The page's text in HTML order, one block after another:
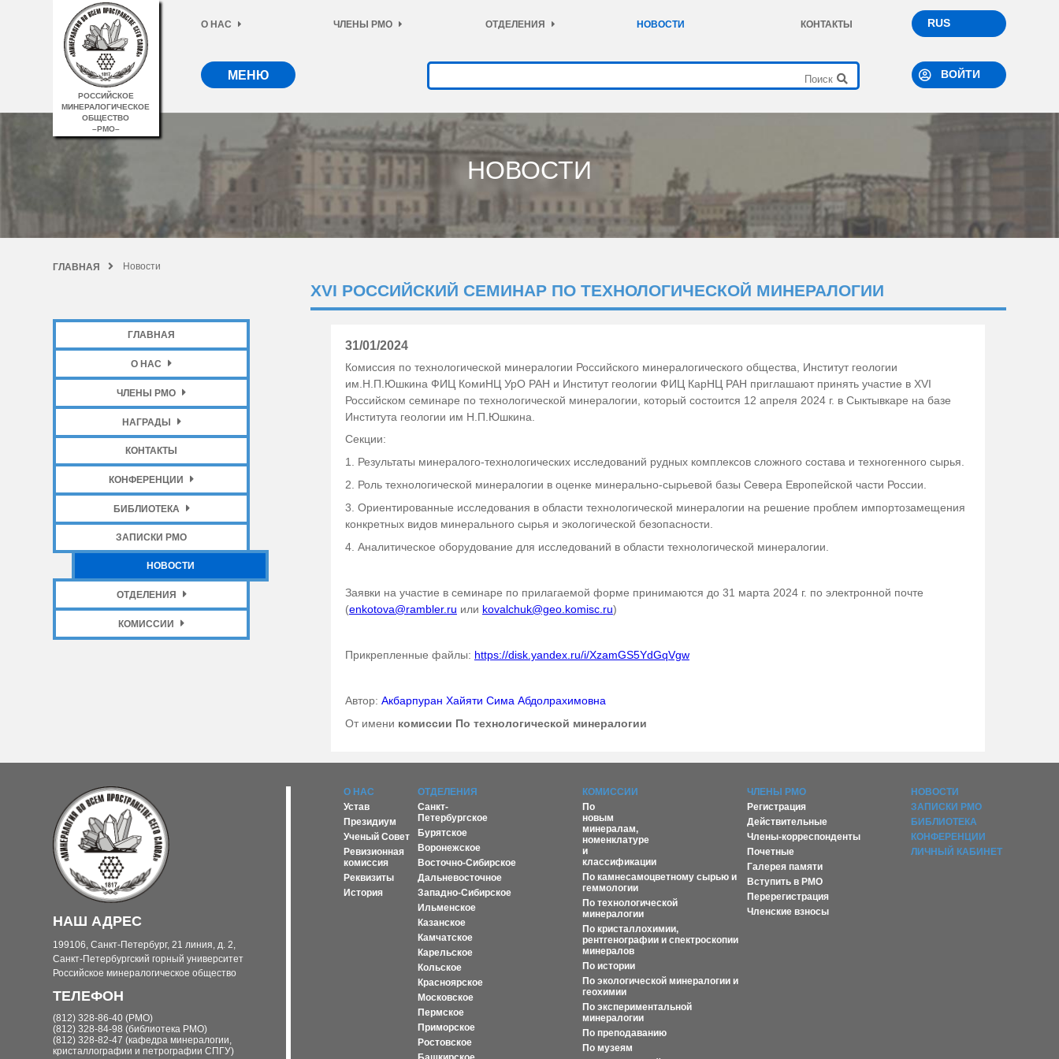
РОССИЙСКОЕ
МИНЕРАЛОГИЧЕСКОЕ
ОБЩЕСТВО
–РМО–
О НАС ЧЛЕНЫ РМО ОТДЕЛЕНИЯ НОВОСТИ КОНТАКТЫ RUS
МЕНЮ ВОЙТИ
НОВОСТИ
ГЛАВНАЯ Новости
ГЛАВНАЯ
О НАС
ЧЛЕНЫ РМО
НАГРАДЫ
КОНТАКТЫ
КОНФЕРЕНЦИИ
БИБЛИОТЕКА
ЗАПИСКИ РМО
НОВОСТИ
ОТДЕЛЕНИЯ
КОМИССИИ
XVI РОССИЙСКИЙ СЕМИНАР ПО ТЕХНОЛОГИЧЕСКОЙ МИНЕРАЛОГИИ
31/01/2024
Комиссия по технологической минералогии Российского минералогического общества, Институт геологии
им.Н.П.Юшкина ФИЦ КомиНЦ УрО РАН и Институт геологии ФИЦ КарНЦ РАН приглашают принять участие в XVI
Российском семинаре по технологической минералогии, который состоится 12 апреля 2024 г. в Сыктывкаре на базе
Института геологии им Н.П.Юшкина.
Секции:
1. Результаты минералого-технологических исследований рудных комплексов сложного состава и техногенного сырья.
2. Роль технологической минералогии в оценке минерально-сырьевой базы Севера Европейской части России.
3. Ориентированные исследования в области технологической минералогии на решение проблем импортозамещения
конкретных видов минерального сырья и экологической безопасности.
4. Аналитическое оборудование для исследований в области технологической минералогии.
Заявки на участие в семинаре по прилагаемой форме принимаются до 31 марта 2024 г. по электронной почте
(enkotova@rambler.ru или kovalchuk@geo.komisc.ru)
Прикрепленные файлы: https://disk.yandex.ru/i/XzamGS5YdGqVgw
Автор: Акбарпуран Хайяти Сима Абдолрахимовна
От имени комиссии По технологической минералогии
НАШ АДРЕС
199106, Санкт-Петербург, 21 линия, д. 2,
Санкт-Петербургский горный университет
Российское минералогическое общество
ТЕЛЕФОН
(812) 328-86-40 (РМО)
(812) 328-84-98 (библиотека РМО)
(812) 328-82-47 (кафедра минералогии,
кристаллографии и петрографии СПГУ)
О НАС
Устав
Президиум
Ученый Совет
Ревизионная
комиссия
Реквизиты
История
ОТДЕЛЕНИЯ
Санкт-
Петербургское
Бурятское
Воронежское
Восточно-Сибирское
Дальневосточное
Западно-Сибирское
Ильменское
Казанское
Камчатское
Карельское
Кольское
Красноярское
Московское
Пермское
Приморское
Ростовское
КОМИССИИ
По
новым
минералам,
номенклатуре
и
классификации
По камнесамоцветному сырью и
геммологии
По технологической
минералогии
По кристаллохимии,
рентгенографии и спектроскопии
минералов
По истории
По экологической минералогии и
геохимии
По экспериментальной
минералогии
По преподаванию
По музеям
ЧЛЕНЫ РМО
Регистрация
Действительные
Члены-корреспонденты
Почетные
Галерея памяти
Вступить в РМО
Перерегистрация
Членские взносы
НОВОСТИ
ЗАПИСКИ РМО
БИБЛИОТЕКА
КОНФЕРЕНЦИИ
ЛИЧНЫЙ КАБИНЕТ